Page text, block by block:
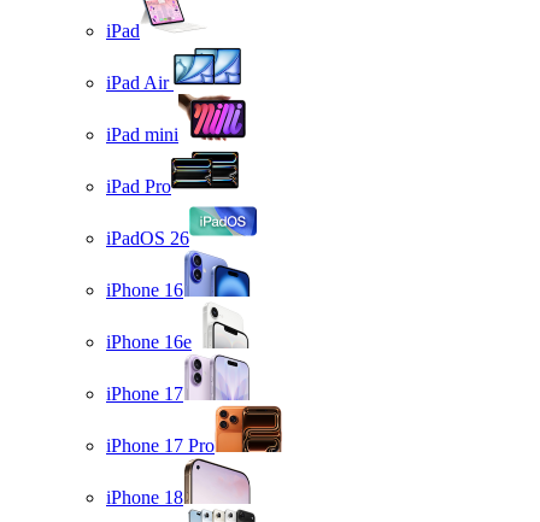
iPad
iPad Air
iPad mini
iPad Pro
iPadOS 26
iPhone 16
iPhone 16e
iPhone 17
iPhone 17 Pro
iPhone 18